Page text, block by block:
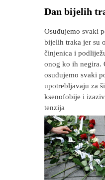
​Dan bijelih
Osuđujemo svaki
bijelih traka jer su
činjenica i
onog ko ih negira.
osuđujemo svaki
upotrebljavaju za
ksenofobije i
tenzija